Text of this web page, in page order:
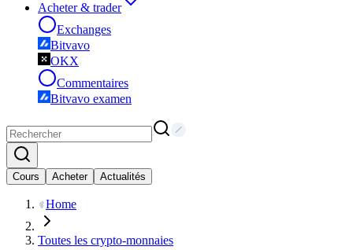
Acheter & trader
Exchanges
Bitvavo
OKX
Commentaires
Bitvavo examen
Cours Acheter Actualités
Home
Toutes les crypto-monnaies